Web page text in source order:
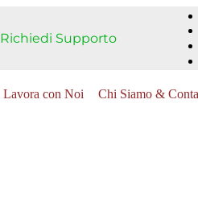
Richiedi Supporto
Lavora con Noi Chi Siamo &